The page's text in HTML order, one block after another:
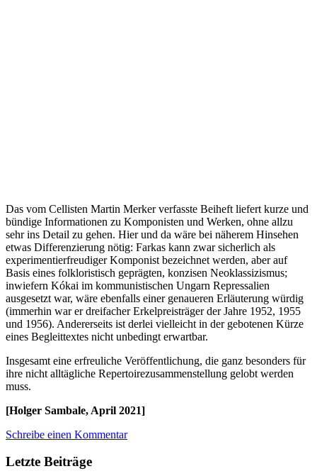
Das vom Cellisten Martin Merker verfasste Beiheft liefert kurze und
bündige Informationen zu Komponisten und Werken, ohne allzu
sehr ins Detail zu gehen. Hier und da wäre bei näherem Hinsehen
etwas Differenzierung nötig: Farkas kann zwar sicherlich als
experimentierfreudiger Komponist bezeichnet werden, aber auf
Basis eines folkloristisch geprägten, konzisen Neoklassizismus;
inwiefern Kókai im kommunistischen Ungarn Repressalien
ausgesetzt war, wäre ebenfalls einer genaueren Erläuterung würdig
(immerhin war er dreifacher Erkelpreisträger der Jahre 1952, 1955
und 1956). Andererseits ist derlei vielleicht in der gebotenen Kürze
eines Begleittextes nicht unbedingt erwartbar.
Insgesamt eine erfreuliche Veröffentlichung, die ganz besonders für
ihre nicht alltägliche Repertoirezusammenstellung gelobt werden
muss.
[Holger Sambale, April 2021]
Schreibe einen Kommentar
Letzte Beiträge